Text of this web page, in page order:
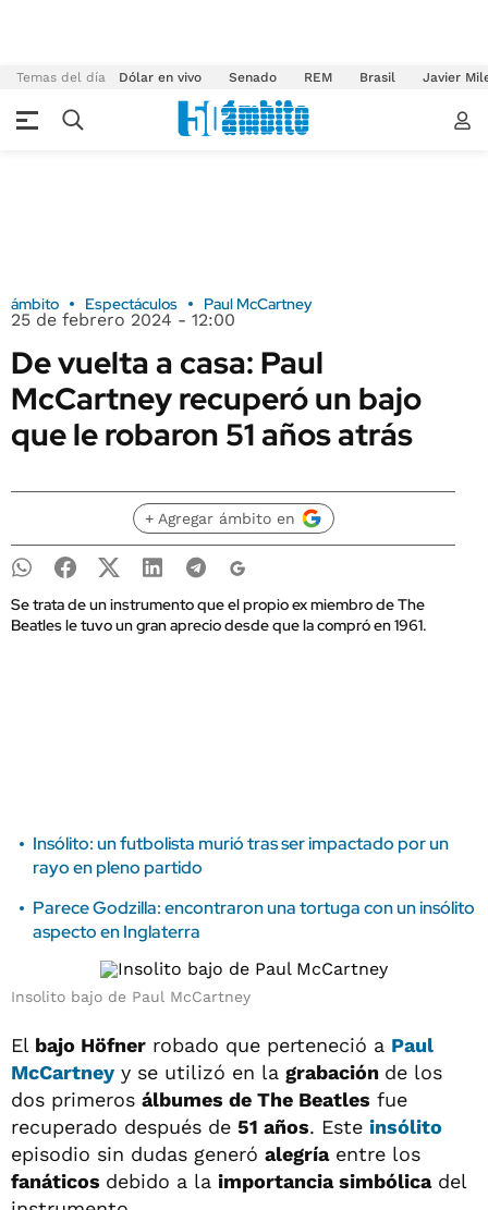
Temas del día Dólar en vivo Senado REM Brasil Javier
ámbito Espectáculos Paul McCartney
25 de febrero 2024 - 12:00
De vuelta a casa: Paul
McCartney recuperó un bajo
que le robaron 51 años atrás
+ Agregar ámbito en
Se trata de un instrumento que el propio ex miembro de The
Beatles le tuvo un gran aprecio desde que la compró en 1961.
Insólito: un futbolista murió tras ser impactado por un
rayo en pleno partido
Parece Godzilla: encontraron una tortuga con un insólito
aspecto en Inglaterra
Insolito bajo de Paul McCartney
El bajo Höfner robado que perteneció a Paul
McCartney y se utilizó en la grabación de los
dos primeros álbumes de The Beatles fue
recuperado después de 51 años. Este insólito
episodio sin dudas generó alegríaentre los
fanáticos debido a la importancia simbólicadel